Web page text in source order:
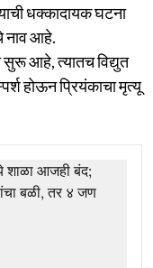
धक्कादायक घटना
नाव आहे.
आहे, त्यातच विद्युत
होऊन प्रियंकाचा मृत्यू